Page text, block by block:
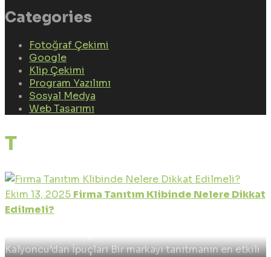
Categories
Fotoğraf Çekimi
Google
Klip Çekimi
Program Yazılımı
Sosyal Medya
Web Tasarımı
Tag: video çekimi ipuçları
Ekim 13, 2025 Firma Tanıtım Klibinde Nelere Dikkat
Edilmeli?
Kalyoncu’dan İpuçları Bir markayı tanıtmanın en etkili